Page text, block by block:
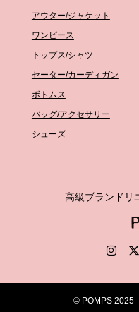
アウター/ジャケット
ワンピース
トップス/シャツ
セーター/カーディガン
ボトムス
バッグ/アクセサリー
シューズ
高級ブランドリ
© POMPS 2025